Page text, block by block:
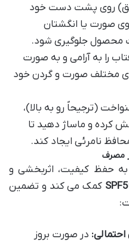
روی پشت دست خود
صورت یا انگشتان
محصول جلوگیری شود.
را به آرامی و به صورت
مختلف صورت و گردن خود
(ترجیحاً رو به بالا)،
کرده و ماساژ دهید تا
نامرئی ایجاد کند.
مصرف
به حفظ کیفیت، اثربخشی و
کمک می کند و تضمین
در صورت بروز